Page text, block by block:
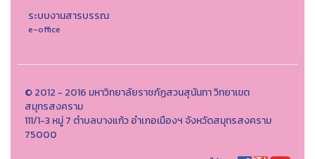
ระบบงานสารบรรณ
e-office
© 2012 - 2016 มหาวิทยาลัยราชภัฏสวนสุนันทา วิทยาเขต
สมุทรสงคราม
111/1-3 หมู่ 7 ตำบลบางแก้ว อำเภอเมืองฯ จังหวัดสมุทรสงคราม
75000